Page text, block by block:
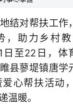
结对帮扶工作
，助力乡村教
日至22日，体
县蓼堤镇唐学
心帮扶活动
温暖。